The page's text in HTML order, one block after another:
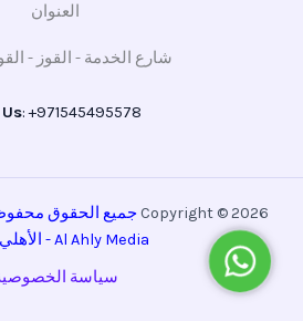
العنوان
شارع الخدمة - القوز - القوز 4 -
: +971545495578
Copyright © 2026جميع الحقوق
Al Ahly Media - الأهلي ميدي
سياسة
واتساب